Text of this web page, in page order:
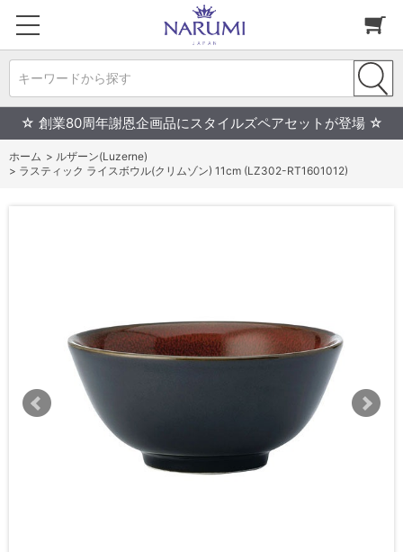
キーワードから探す
☆ 創業80周年謝恩企画品にスタイルズペアセットが登場 ☆
ホーム > ルザーン(Luzerne)
> ラスティック ライスボウル(クリムゾン) 11cm (LZ302-RT1601012)